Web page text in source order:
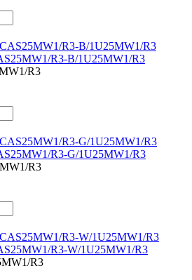
R3-B/1U25MW1/R3
R3
R3-G/1U25MW1/R3
R3
R3-W/1U25MW1/R3
R3